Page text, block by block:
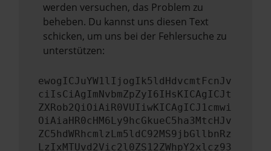
werden versuchen, das Problem zu
beheben. Du kannst uns diesen Text
schicken, um uns bei der Fehlersuche zu
unterstützen:
ewogICJuYW1lIjogIk5ldHdvcmtFcnJv
ciIsCiAgImNvbmZpZyI6IHsKICAgICJt
ZXRob2QiOiAiR0VUIiwKICAgICJ1cmwi
OiAiaHR0cHM6Ly9hcGkueC5ha3MtcHJv
ZC5hdWRhcmlzLm5ldC92MS9jbGllbnRz
LzIxMTUvd2Vic2l0ZS12ZWhpY2xlcz93